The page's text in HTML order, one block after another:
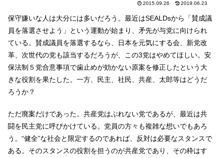
2015.09.26 2019.06.23
保守嫌いな人は大分には多いだろう。最近はSEALDsから「賛成議
員を落選させよう」という運動が始まり、矛先が与党に向けられ
ている。賛成議員を落選するなら、日本を元気にする会、新党改
革、次世代の党も該当するだろうが、この3党はやめてほしい。安
保法制５党合意事項で歯止めが効かない原案を修正したという大
きな役割を果たした。一方、民主、社民、共産、太郎等はどうだ
ろうか？
ただ廃案だけであった。共産党はぶれない党であるが、最近は共
闘を民主党に呼びかけている。党員の方々も複雑な想いでもあろ
う。“健全”な社会と限定するのであれば、反対は必要なスタンスで
ある。そのスタンスの役割を担うのが共産党であり、その枠はす